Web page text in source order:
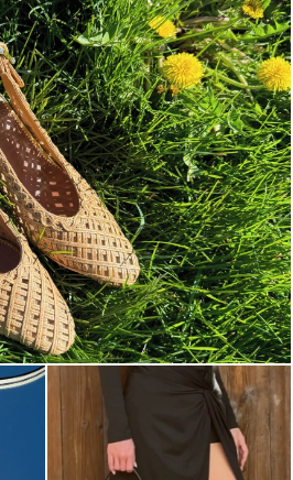
silhouettes with intriguing we...